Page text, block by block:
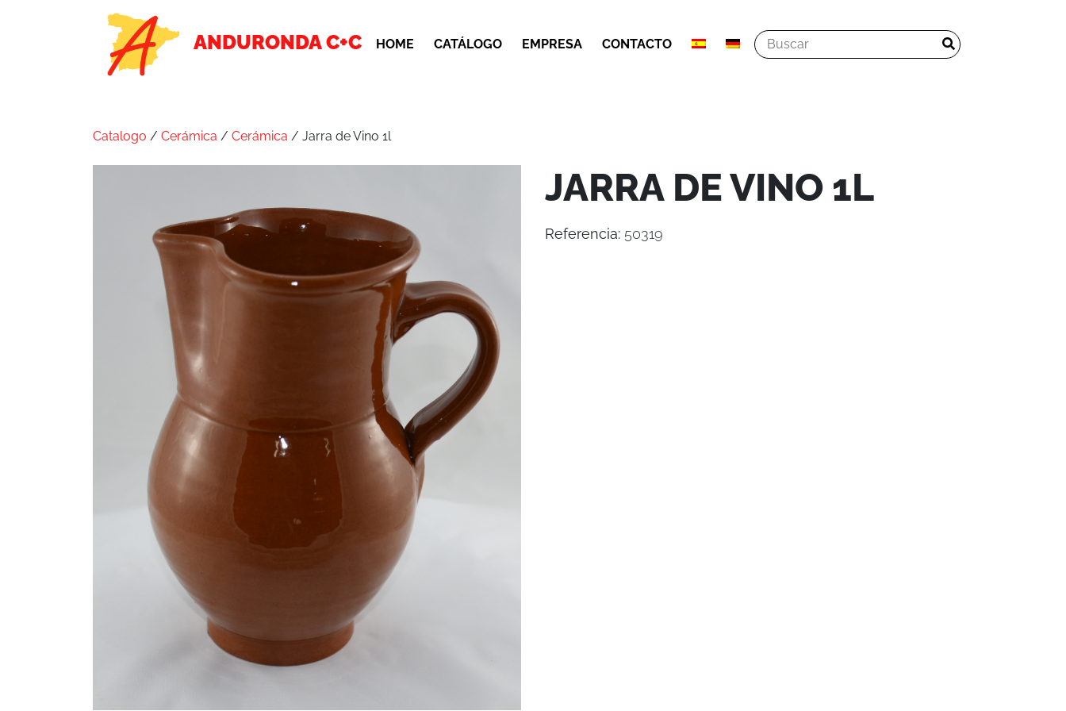
ANDURONDA C+C HOME CATÁLOGO EMPRESA CONTACTO
Catalogo / Cerámica / Cerámica / Jarra de Vino 1l
JARRA DE VINO 1L
Referencia: 50319